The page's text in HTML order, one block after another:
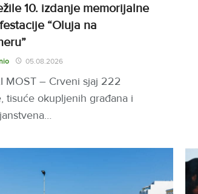
10. izdanje memorijalne
“Oluja na
05.08.2026
MOST – Crveni sjaj 222
tisuće okupljenih građana i